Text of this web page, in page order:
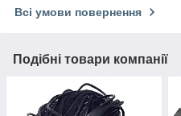
Всі умови повернення
Подібні товари компанії